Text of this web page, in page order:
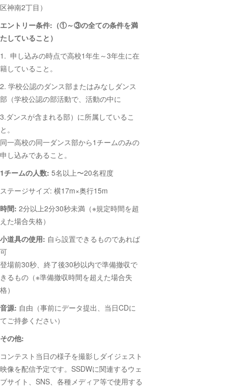
区神南2丁目）
エントリー条件:（①～③の全ての条件を満
たしていること）
1. 申し込みの時点で高校1年生～3年生に在
籍していること。
2. 学校公認のダンス部またはみなしダンス
部（学校公認の部活動で、活動の中に
3.ダンスが含まれる部）に所属しているこ
と。
同一高校の同一ダンス部から1チームのみの
申し込みであること。
1チームの人数: 5名以上〜20名程度
ステージサイズ: 横17m×奥行15m
時間: 2分以上2分30秒未満（※規定時間を超
えた場合失格）
小道具の使用: 自ら設置できるものであれば
可
登場前30秒、終了後30秒以内で準備撤収で
きるもの（※準備撤収時間を超えた場合失
格）
音源: 自由（事前にデータ提出、当日CDに
てご持参ください）
その他:
コンテスト当日の様子を撮影しダイジェスト
映像を配信予定です。SSDWに関連するウェ
ブサイト、SNS、各種メディア等で使用する